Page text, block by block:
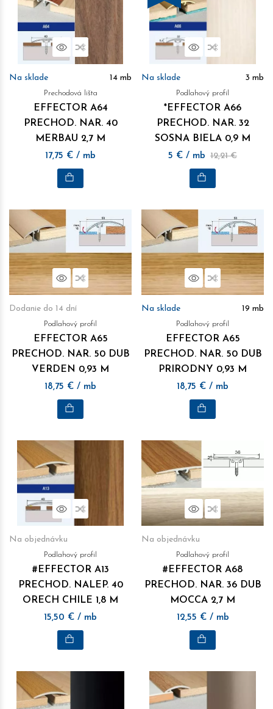
NáhľadPorovnať
Na sklade 14 mb
Prechodová lišta
EFFECTOR A64
PRECHOD. NAR. 40
MERBAU 2,7 M
17,75 € / mb
NáhľadPorovnať
Na sklade 3 mb
Podlahový profil
*EFFECTOR A66
PRECHOD. NAR. 32
SOSNA BIELA 0,9 M
5 € / mb 12,21 €
NáhľadPorovnať
Dodanie do 14 dní
Podlahový profil
EFFECTOR A65
PRECHOD. NAR. 50 DUB
VERDEN 0,93 M
18,75 € / mb
NáhľadPorovnať
Na sklade 19 mb
Podlahový profil
EFFECTOR A65
PRECHOD. NAR. 50 DUB
PRIRODNY 0,93 M
18,75 € / mb
NáhľadPorovnať
Na objednávku
Podlahový profil
#EFFECTOR A13
PRECHOD. NALEP. 40
ORECH CHILE 1,8 M
15,50 € / mb
NáhľadPorovnať
Na objednávku
Podlahový profil
#EFFECTOR A68
PRECHOD. NAR. 36 DUB
MOCCA 2,7 M
12,55 € / mb